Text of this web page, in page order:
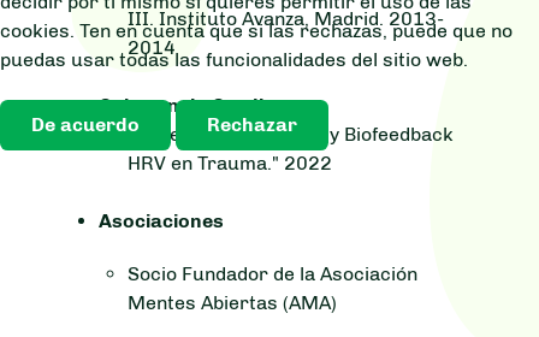
III. Instituto Avanza, Madrid. 2013-
2014
Coherencia Cardiaca
"Coherencia Cardiaca y Biofeedback
HRV en Trauma." 2022
Asociaciones
Socio Fundador de la Asociación
Mentes Abiertas (AMA)
cookies. Ten en cuenta que si las rechazas, puede que no
puedas usar todas las funcionalidades del sitio web.
De acuerdo Rechazar